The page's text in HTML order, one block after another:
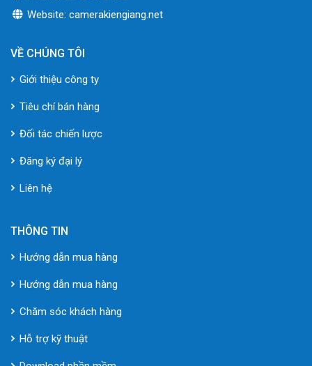
Website: camerakiengiang.net
VỀ CHÚNG TÔI
Giới thiệu công ty
Tiêu chí bán hàng
Đối tác chiến lược
Đăng ký đại lý
Liên hệ
THÔNG TIN
Hướng dẫn mua hàng
Hướng dẫn mua hàng
Chăm sóc khách hàng
Hỗ trợ kỹ thuật